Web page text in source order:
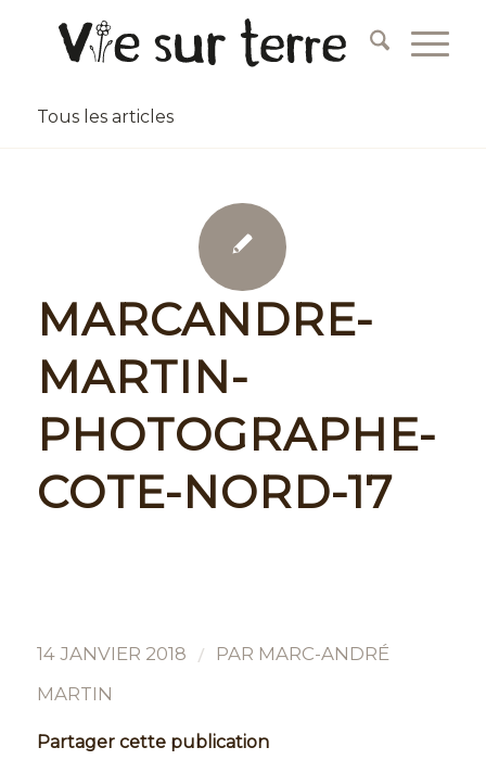
Tous les articles
MARCANDRE-
MARTIN-
PHOTOGRAPHE-
COTE-NORD-17
14 JANVIER 2018 / PAR MARC-ANDRÉ
MARTIN
Partager cette publication